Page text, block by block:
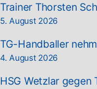
Trainer Thorsten
5. August 2026
TG-Handballer
4. August 2026
HSG Wetzlar